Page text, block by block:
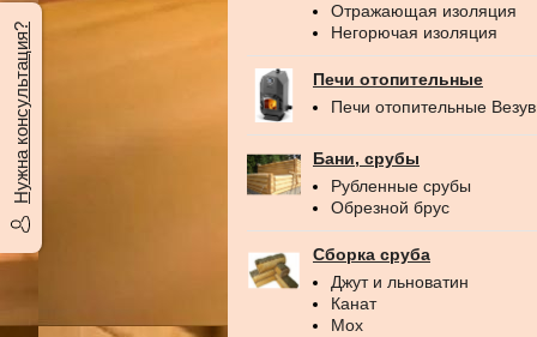
Отражающая изоляция
Негорючая изоляция
Печи отопительные
Печи отопительные
Бани, срубы
Рубленные срубы
Обрезной брус
Сборка сруба
Джут и льноватин
Канат
Мох
Нужна консультация?